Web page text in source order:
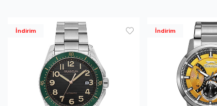
İndirim İndirim